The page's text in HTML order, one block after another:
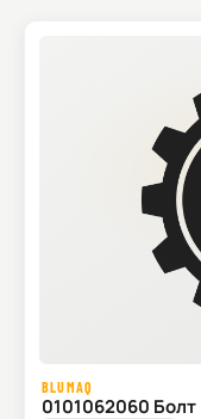
BLUMAQ
0101062060 Болт